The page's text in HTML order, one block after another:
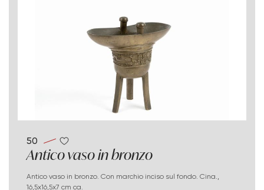
50
Antico vaso in bronzo
Antico vaso in bronzo. Con marchio inciso sul fondo. Cina.,
16,5x16,5x7 cm ca.